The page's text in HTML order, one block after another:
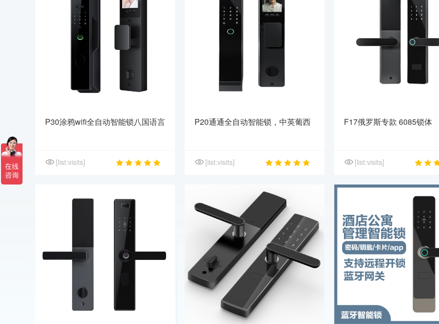
P30涂鸦wifi全自动智能锁八国语言
[list:visits]
P20通通全自动智能锁，中英葡西
[list:visits]
F17俄罗斯专款 6085锁体
[list:visits]